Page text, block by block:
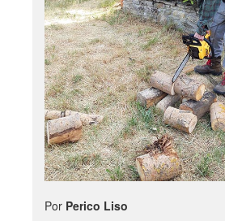
Por Perico Liso